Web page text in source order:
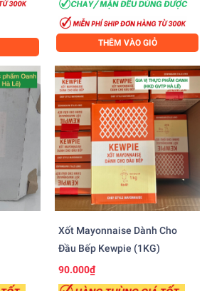
THÊM VÀO GIỎ
Xốt Mayonnaise Dành Cho
Đầu Bếp Kewpie (1KG)
90.000₫